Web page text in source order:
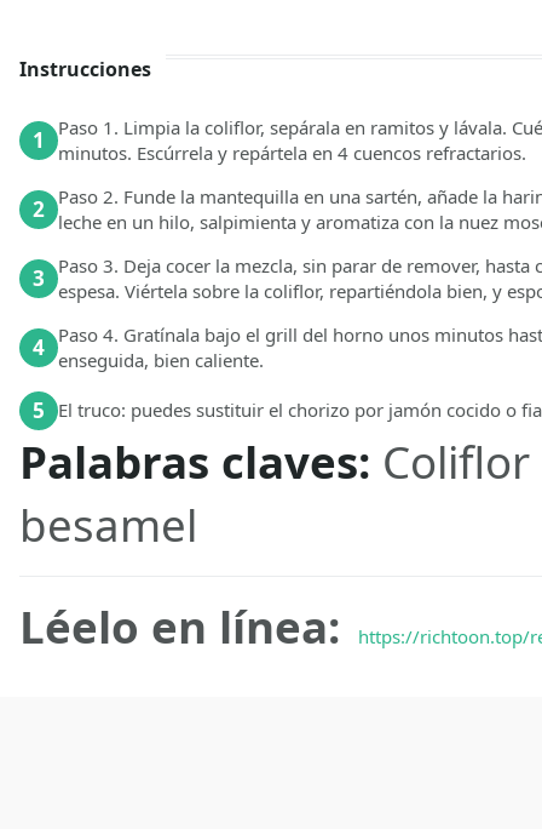
Instrucciones
1
Paso 1. Limpia la coliflor, sepárala en ramitos y lávala.
minutos. Escúrrela y repártela en 4 cuencos refractarios.
2 Paso 2. Funde la mantequilla en una sartén, añade la
leche en un hilo, salpimienta y aromatiza con la nuez
3
Paso 3. Deja cocer la mezcla, sin parar de remover,
espesa. Viértela sobre la coliflor, repartiéndola bien, y
4 Paso 4. Gratínala bajo el grill del horno unos minutos
enseguida, bien caliente.
5 El truco: puedes sustituir el chorizo por jamón cocido o
Palabras claves:
besamel
Léelo en línea:
https://richtoon.top/